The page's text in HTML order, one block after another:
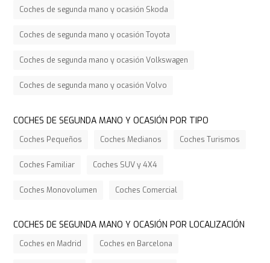
Coches de segunda mano y ocasión Skoda
Coches de segunda mano y ocasión Toyota
Coches de segunda mano y ocasión Volkswagen
Coches de segunda mano y ocasión Volvo
COCHES DE SEGUNDA MANO Y OCASIÓN POR TIPO
Coches Pequeños Coches Medianos Coches Turismos
Coches Familiar Coches SUV y 4X4
Coches Monovolumen Coches Comercial
COCHES DE SEGUNDA MANO Y OCASIÓN POR LOCALIZACIÓN
Coches en Madrid Coches en Barcelona